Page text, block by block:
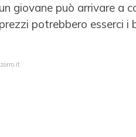
giovane può arrivare a
potrebbero esserci i